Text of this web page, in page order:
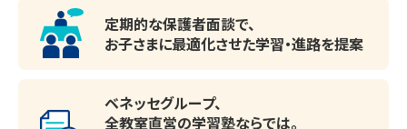
定期的な保護者面談で、
お子さまに最適化させた学習・進路を提案
ベネッセグループ、
全教室直営の学習塾ならでは。